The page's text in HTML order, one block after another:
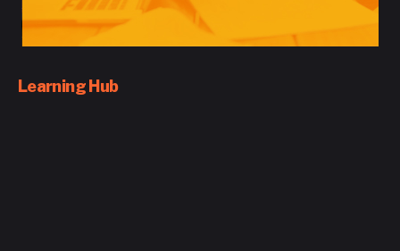
Learning Hub